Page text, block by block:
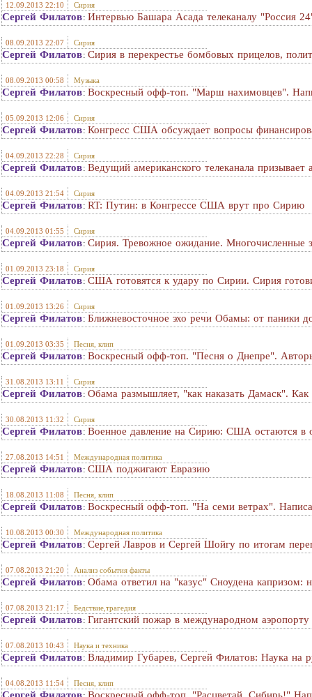
12.09.2013 22:10 Сирия
Сергей Филатов: Интервью Башара Асада телеканалу "Россия
08.09.2013 22:07 Сирия
Сергей Филатов: Сирия в перекрестье бомбовых прицелов,
08.09.2013 00:58 Музыка
Сергей Филатов: Воскресный офф-топ. "Марш нахимовцев".
05.09.2013 12:06 Сирия
Сергей Филатов: Конгресс США обсуждает вопросы
04.09.2013 22:28 Сирия
Сергей Филатов: Ведущий американского телеканала
04.09.2013 21:54 Сирия
Сергей Филатов: RT: Путин: в Конгрессе США врут про Сирию
04.09.2013 01:55 Сирия
Сергей Филатов: Сирия. Тревожное ожидание. Многочисленные
01.09.2013 23:18 Сирия
Сергей Филатов: США готовятся к удару по Сирии. Сирия
01.09.2013 13:26 Сирия
Сергей Филатов: Ближневосточное эхо речи Обамы: от паники
01.09.2013 03:35 Песня, клип
Сергей Филатов: Воскресный офф-топ. "Песня о Днепре".
31.08.2013 13:11 Сирия
Сергей Филатов: Обама размышляет, "как наказать Дамаск".
30.08.2013 11:32 Сирия
Сергей Филатов: Военное давление на Сирию: США остаются в
27.08.2013 14:51 Международная политика
Сергей Филатов: США поджигают Евразию
18.08.2013 11:08 Песня, клип
Сергей Филатов: Воскресный офф-топ. "На семи ветрах".
10.08.2013 00:30 Международная политика
Сергей Филатов: Сергей Лавров и Сергей Шойгу по итогам
07.08.2013 21:20 Анализ события факты
Сергей Филатов: Обама ответил на "казус" Сноудена
07.08.2013 21:17 Бедствие,трагедия
Сергей Филатов: Гигантский пожар в международном
07.08.2013 10:43 Наука и техника
Сергей Филатов: Владимир Губарев, Сергей Филатов: Наука на
04.08.2013 11:54 Песня, клип